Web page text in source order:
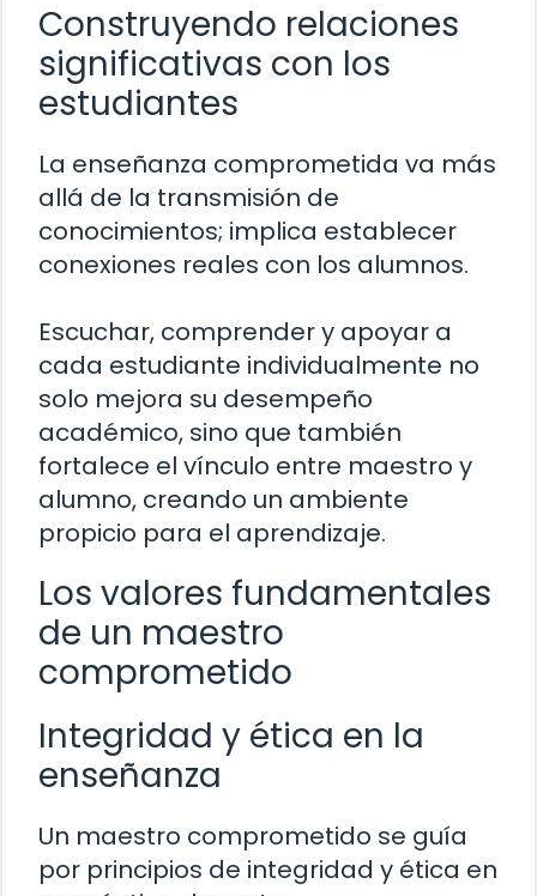
Construyendo relaciones
significativas con los
estudiantes
La enseñanza comprometida va más
allá de la transmisión de
conocimientos; implica establecer
conexiones reales con los alumnos.
Escuchar, comprender y apoyar a
cada estudiante individualmente no
solo mejora su desempeño
académico, sino que también
fortalece el vínculo entre maestro y
alumno, creando un ambiente
propicio para el aprendizaje.
Los valores fundamentales
de un maestro
comprometido
Integridad y ética en la
enseñanza
Un maestro comprometido se guía
por principios de integridad y ética en